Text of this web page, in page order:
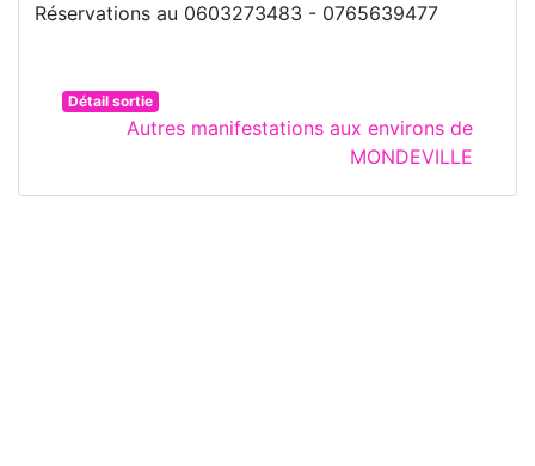
Réservations au 0603273483 - 0765639477
Détail sortie
Autres manifestations aux environs de
MONDEVILLE